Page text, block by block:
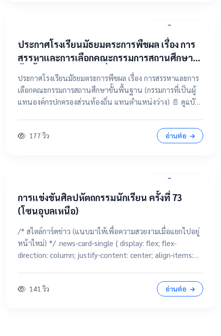
31 มีนาคม 2569
ประกาศโรงเรียนมัธยมตระการพืชผล เรื่อง การ
สรรหาและการเลือกคณะกรรมการสถานศึกษา
ขั้นพื้นฐาน (กรรมการที่เป็นผู้แทนองค์กร
ปกครองส่วนท้องถิ่น แทนตำแหน่งว่าง)
ประกาศโรงเรียนมัธยมตระการพืชผล เรื่อง การสรรหาและการ
เลือกคณะกรรมการสถานศึกษาขั้นพื้นฐาน (กรรมการที่เป็นผู้
แทนองค์กรปกครองส่วนท้องถิ่น แทนตำแหน่งว่าง) 📄 ดูฉบับ
177 วิว อ่านต่อ
28 มีนาคม 2569
การแข่งขันศิลปหัตถกรรมนักเรียน ครั้งที่ 73
(โซนอุบลเหนือ)
/* สไตล์การ์ดข่าว (แนบมาให้เพื่อความสวยงามเมื่อแยกไปอยู่
หน้าใหม่) */ .news-card-single { display: flex; flex-
direction: column; justify-content: center; align-items:
!important; transition: all 0.3s ease; text-align: center;
141 วิว อ่านต่อ